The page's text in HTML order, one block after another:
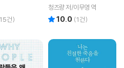
15건)
청즈량 저/이무영 역
10.0 (1건)